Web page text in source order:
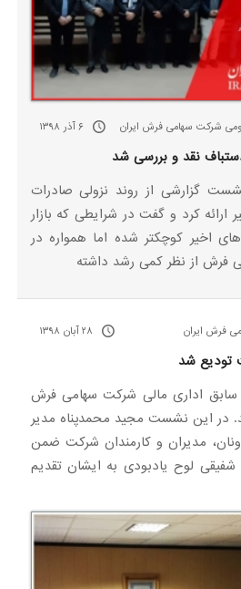
شرکت سهامی فرش ایران ۶ آذر ۱۳۹۸
نقد و بررسی شد
گزارشی از روند نزولی صادرات
کرد و گفت در شرایطی که بازار
اخیر کوچکتر شده اما همواره در
فرش ایران ۲۸ آبان ۱۳۹۸
تودیع شد
اداری مالی شرکت سهامی فرش
در این نشست مجید محمدپناه مدیر
مدیران و کارمندان شرکت ضمن
شفیقی لوح یادبودی به ایشان تقدیم